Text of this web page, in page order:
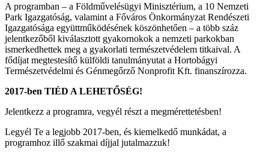
A programban – a Földművelésügyi Minisztérium, a 10 Nemzeti
Park Igazgatóság, valamint a Főváros Önkormányzat Rendészeti
Igazgatósága együttműködésének köszönhetően – a több száz
jelentkezőből kiválasztott gyakornokok a nemzeti parkokban
ismerkedhettek meg a gyakorlati természetvédelem titkaival. A
fődíjat megtestesítő külföldi tanulmányutat a Hortobágyi
Természetvédelmi és Génmegőrző Nonprofit Kft. finanszírozza.
2017-ben TIÉD A LEHETŐSÉG!
Jelentkezz a programra, vegyél részt a megmérettetésben!
Legyél Te a legjobb 2017-ben, és kiemelkedő munkádat, a
programhoz illő szakmai díjjal jutalmazzuk!